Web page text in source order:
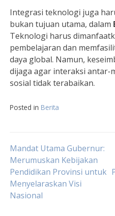
Integrasi teknologi juga
bukan tujuan utama, dalam
Teknologi harus
pembelajaran dan
daya global. Namun,
dijaga agar interaksi antar-
sosial tidak terabaikan.
Posted in Berita
Navigasi
pos
Mandat Utama Gubernur:
Merumuskan Kebijakan
Pendidikan Provinsi untuk
Menyelaraskan Visi
Nasional